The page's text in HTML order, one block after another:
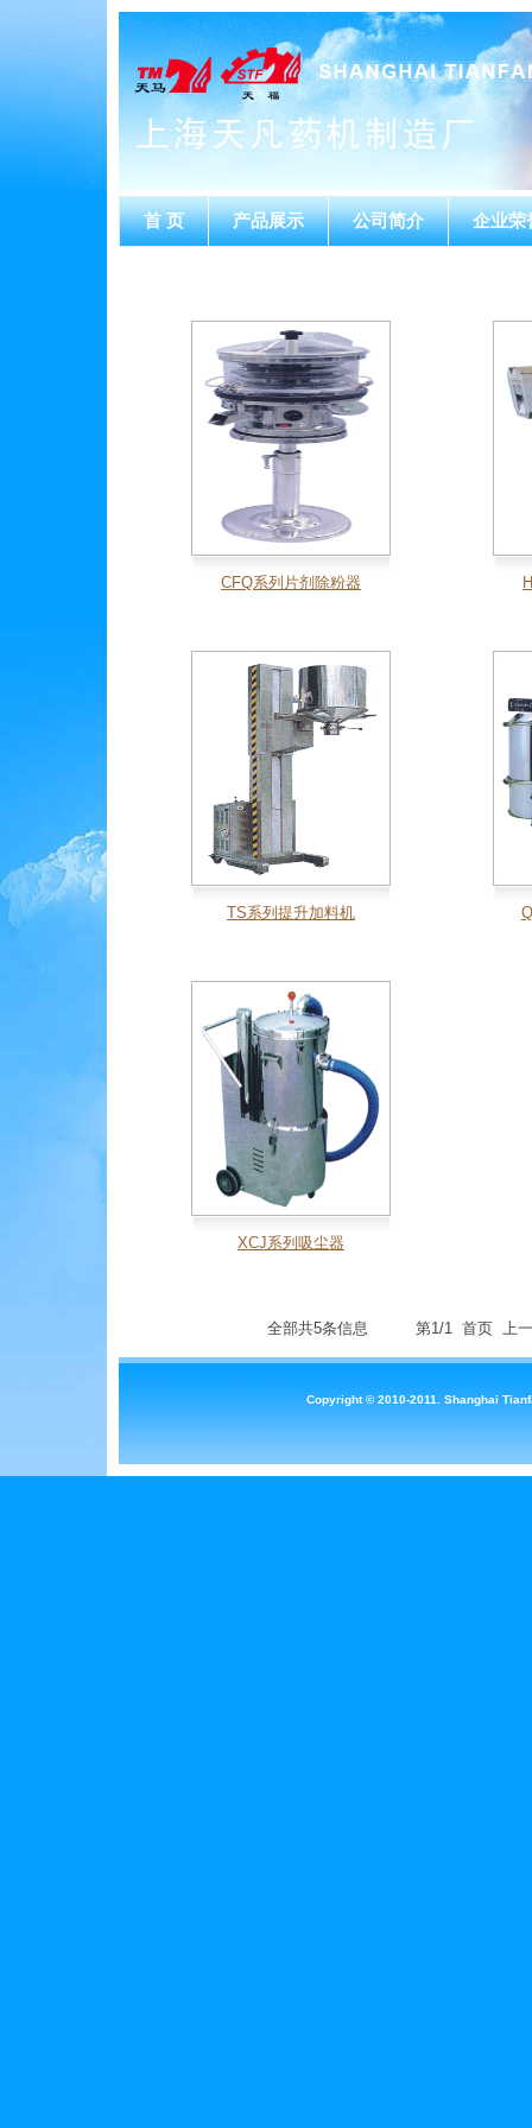
首 页 产品展示 公司简介 企业荣
CFQ系列片剂除粉器
TS系列提升加料机
XCJ系列吸尘器
全部共5条信息 第1/1 首页 上一
Copyright © 2010-2011. Shanghai